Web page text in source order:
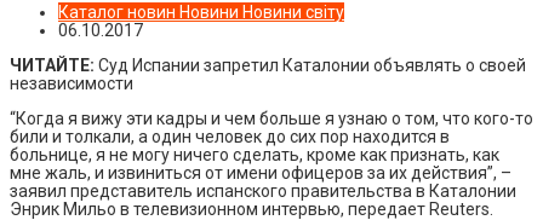
Каталог новин Новини Новини світу
06.10.2017
ЧИТАЙТЕ: Суд Испании запретил Каталонии объявлять о своей
независимости
“Когда я вижу эти кадры и чем больше я узнаю о том, что кого-то
били и толкали, а один человек до сих пор находится в
больнице, я не могу ничего сделать, кроме как признать, как
мне жаль, и извиниться от имени офицеров за их действия”, –
заявил представитель испанского правительства в Каталонии
Энрик Мильо в телевизионном интервью, передает Reuters.